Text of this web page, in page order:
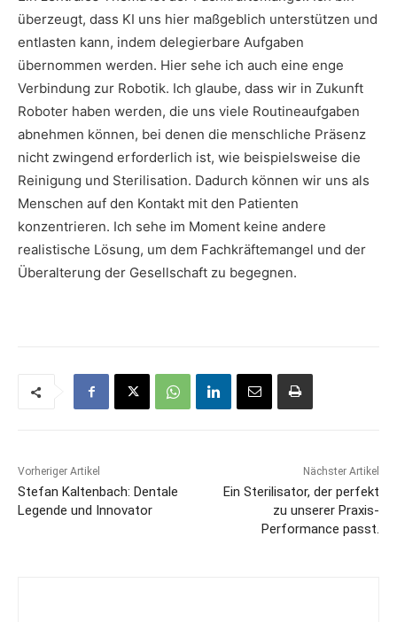
überzeugt, dass KI uns hier maßgeblich unterstützen und
entlasten kann, indem delegierbare Aufgaben
übernommen werden. Hier sehe ich auch eine enge
Verbindung zur Robotik. Ich glaube, dass wir in Zukunft
Roboter haben werden, die uns viele Routineaufgaben
abnehmen können, bei denen die menschliche Präsenz
nicht zwingend erforderlich ist, wie beispielsweise die
Reinigung und Sterilisation. Dadurch können wir uns als
Menschen auf den Kontakt mit den Patienten
konzentrieren. Ich sehe im Moment keine andere
realistische Lösung, um dem Fachkräftemangel und der
Überalterung der Gesellschaft zu begegnen.
Vorheriger Artikel
Stefan Kaltenbach: Dentale
Legende und Innovator
Nächster Artikel
Ein Sterilisator, der perfekt
zu unserer Praxis-
Performance passt.